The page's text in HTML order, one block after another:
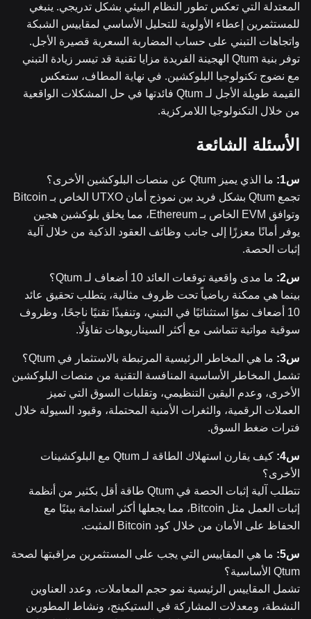
المعتدلة التي تعكس تطور النظام البيئي بشكل تدريجي. ينبغي
للمستثمرين إعطاء الأولوية للتحليل الأساسي لمقاييس الشبكة
واتجاهات التبني على حساب المضاربة السعرية قصيرة الأجل.
توفر بنية Qtum الهجينة الفريدة مزايا تقنية قد تيسر زيادة التبني
مع نضوج تكنولوجيا البلوكشين. في نهاية المطاف، ستعكس
القيمة طويلة الأجل لـ Qtum فائدتها في حل المشكلات الواقعية
من خلال التكنولوجيا اللامركزية.
الأسئلة الشائعة
س1:
ما الذي يميز Qtum عن منصات البلوكشين الأخرى؟
تجمع Qtum بشكل فريد بين نموذج أمان UTXO الخاص بـ Bitcoin
وتوافق EVM الخاص بـ Ethereum، مما يخلق بلوكشين هجين
يوفر أمانًا معززًا إلى جانب وظائف العقود الذكية من خلال آلية
إثبات الحصة.
س2:
ما مدى واقعية توقعات العائد 10 أضعاف لـ Qtum؟
بينما هي ممكنة رياضياً تحت ظروف مثالية، يتطلب تحقيق عائد
10 أضعاف نموًا استثنائيًا في التبني، وتنفيذًا تقنيًا ناجحًا، وظروف
سوقية مواتية تتماشى مع أكثر السيناريوهات تفاؤلًا.
س3:
ما هي المخاطر الرئيسية المرتبطة بالاستثمار في Qtum؟
تشمل المخاطر الأساسية المنافسة التقنية من منصات البلوكشين
الأخرى، وعدم اليقين التنظيمي، وتقلبات السوق التي تميز
العملات الرقمية، والثغرات الأمنية المحتملة، وقيود السيولة خلال
فترات ضغط السوق.
س4:
كيف يقارن استهلاك الطاقة لـ Qtum مع البلوكشينات
الأخرى؟
تتطلب آلية إثبات الحصة في Qtum طاقة أقل بكثير من أنظمة
إثبات العمل مثل Bitcoin، مما يجعلها أكثر استدامة بيئيًا مع
الحفاظ على الأمان من خلال كود Bitcoin المثبت.
س5:
ما هي المقاييس التي يجب على المستثمرين مراقبتها لصحة
Qtum الأساسية؟
تشمل المقاييس الرئيسية نمو حجم المعاملات، وعدد العناوين
النشطة، ومعدلات المشاركة في الستيكينج، ونشاط المطورين